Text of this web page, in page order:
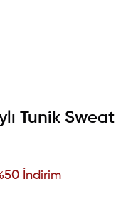
Tunik Sweat
50İndirim